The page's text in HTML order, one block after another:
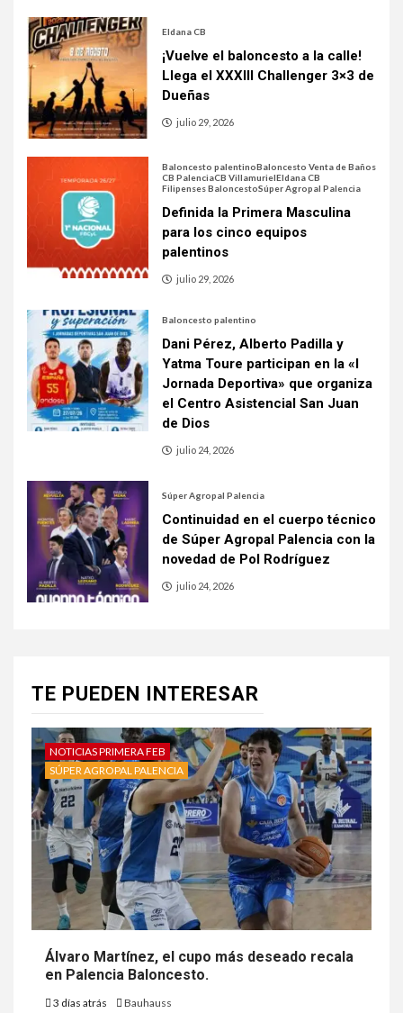
Eldana CB
¡Vuelve el baloncesto a la calle!
Llega el XXXIII Challenger 3×3 de
Dueñas
julio 29, 2026
Baloncesto palentinoBaloncesto Venta de Baños
CB PalenciaCB VillamurielEldana CB
Filipenses BaloncestoSúper Agropal Palencia
Definida la Primera Masculina
para los cinco equipos
palentinos
julio 29, 2026
Baloncesto palentino
Dani Pérez, Alberto Padilla y
Yatma Toure participan en la «I
Jornada Deportiva» que organiza
el Centro Asistencial San Juan
de Dios
julio 24, 2026
Súper Agropal Palencia
Continuidad en el cuerpo técnico
de Súper Agropal Palencia con la
novedad de Pol Rodríguez
julio 24, 2026
TE PUEDEN INTERESAR
NOTICIAS PRIMERA FEB
SÚPER AGROPAL PALENCIA
Álvaro Martínez, el cupo más deseado recala
en Palencia Baloncesto.
3 días atrás Bauhauss